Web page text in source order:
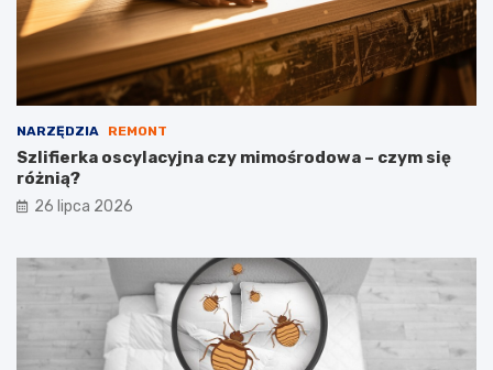
NARZĘDZIA REMONT
Szlifierka oscylacyjna czy mimośrodowa – czym się
różnią?
26 lipca 2026